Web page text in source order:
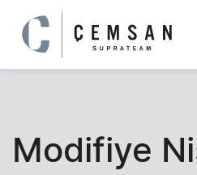
Modifiye